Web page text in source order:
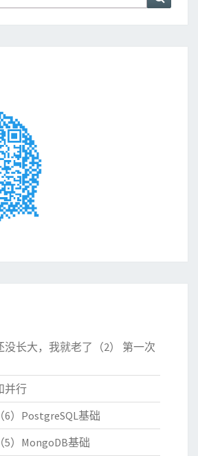
没长大，我就老了（2） 第一次
并行
）PostgreSQL基础
）MongoDB基础